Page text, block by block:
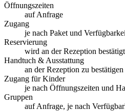
Öffnungszeiten
auf Anfrage
Zugang
je nach Paket und
Reservierung
wird an der Rezeption bestätigt
Handtuch & Ausstattung
an der Rezeption zu bestätigen
Zugang für Kinder
je nach Öffnungszeiten und
Gruppen
auf Anfrage, je nach